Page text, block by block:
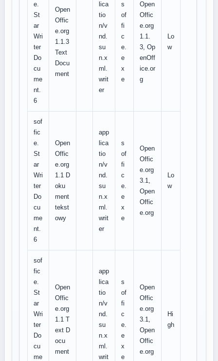
e.
St
ar
Wri
ter
Do
cu
me
nt.
6
Open
Offic
e.org
1.1.3
Text
Docu
ment
lica
tio
n/v
nd.
su
n.x
ml.
writ
er
s
of
fi
c
e.
e
x
e
Open
Offic
e.org
1.1.
3, Op
enOff
ice.or
g
Lo
w
sof
fic
e.
St
ar
Wri
ter
Do
cu
me
nt.
6
Open
Offic
e.org
1.1 D
oku
ment
tekst
owy
app
lica
tio
n/v
nd.
su
n.x
ml.
writ
er
s
of
fi
c
e.
e
x
e
Open
Offic
e.org
3.1,
Open
Offic
e.org
Lo
w
sof
fic
e.
St
ar
Wri
ter
Do
cu
me
Open
Offic
e.org
1.1 T
ext D
ocu
ment
app
lica
tio
n/v
nd.
su
n.x
ml.
writ
s
of
fi
c
e.
e
x
e
Open
Offic
e.org
3.1,
Open
Offic
e.org
Hi
gh